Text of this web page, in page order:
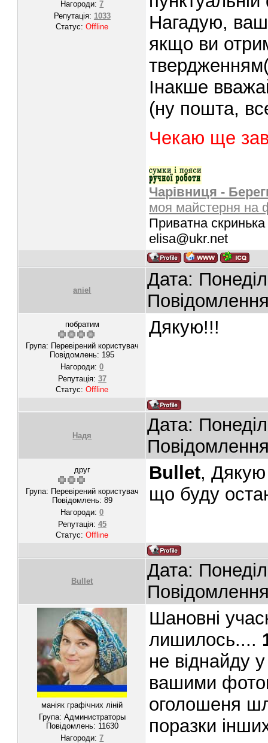
Нагороди:7
Репутація: 1033
Статус:Offline
Нагадую,
якщо ви
Інакше
(ну пошта,
Чекаю ще
Чарівниця -
моя майстерня на
Приватна
elisa@ukr.net
aniel
Дата:
побратим
Група: Перевірений користувач
Повідомлень: 195
Нагороди:0
Репутація: 37
Статус:Offline
Дякую!!!
Надя
Дата:
друг
Група: Перевірений користувач
Повідомлень: 89
Нагороди:0
Репутація: 45
Статус:Offline
Bullet,
що буду
Bullet
Дата:
маніяк графічних ліній
Група: Администраторы
Повідомлень: 11630
Нагороди:7
Шановні
лишилось....
не віднайду
вашими
оголошеня
поразки